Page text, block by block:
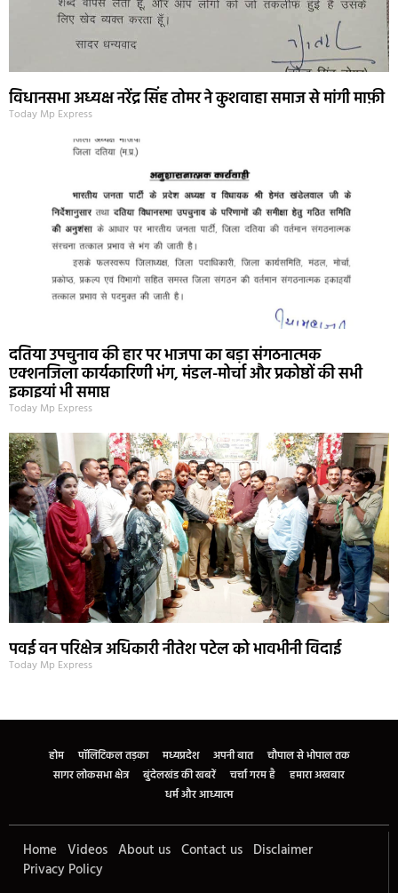
विधानसभा अध्यक्ष नरेंद्र सिंह तोमर ने कुशवाहा समाज से मांगी माफ़ी
Today Mp Express
दतिया उपचुनाव की हार पर भाजपा का बड़ा संगठनात्मक
एक्शनजिला कार्यकारिणी भंग, मंडल-मोर्चा और प्रकोष्ठों की सभी
इकाइयां भी समाप्त
Today Mp Express
पवई वन परिक्षेत्र अधिकारी नीतेश पटेल को भावभीनी विदाई
Today Mp Express
होम पॉलिटिकल तड़का मध्यप्रदेश अपनी बात
चौपाल से भोपाल तक
सागर लोकसभा क्षेत्र
बुंदेलखंड की खबरें चर्चा गरम है
हमारा अखबार
धर्म और आध्यात्म
Home Videos About us Contact us Disclaimer
Privacy Policy